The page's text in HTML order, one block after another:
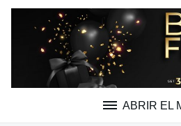
Saltar
ABRIR EL